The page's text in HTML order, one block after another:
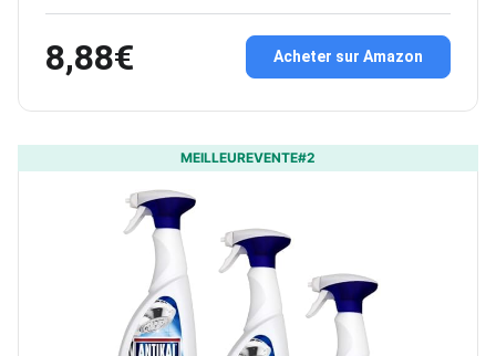
8,88€ Acheter sur Amazon
MEILLEUREVENTE#2